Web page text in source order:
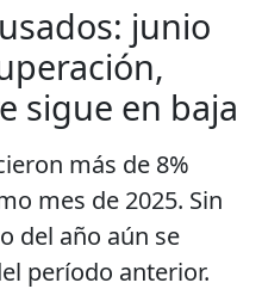
junio
sigue en baja
más de 8%
mes de 2025. Sin
del año aún se
período anterior.